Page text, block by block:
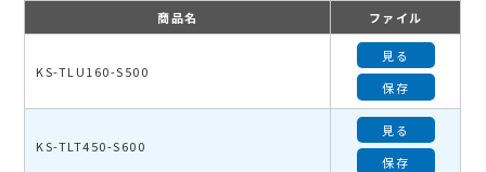
商品名 ファイル
KS-TLU160-S500
見る
保存
KS-TLT450-S600
見る
保存